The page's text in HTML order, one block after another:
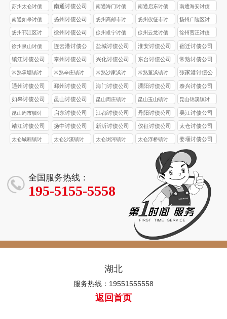
公司
公司
公司
债公司
苏州太仓讨债
公司
南通讨债公司
南通海门讨债
公司
南通启东讨债
公司
南通海安讨债
公司
南通如皋讨债
公司
扬州讨债公司
扬州高邮市讨
债公司
扬州仪征市讨
债公司
扬州广陵区讨
债公司
扬州邗江区讨
债公司
徐州讨债公司
徐州睢宁讨债
公司
徐州云龙讨债
公司
徐州贾汪讨债
公司
徐州泉山讨债
公司
连云港讨债公
司
盐城讨债公司 淮安讨债公司 宿迁讨债公司
镇江讨债公司 泰州讨债公司 兴化讨债公司 东台讨债公司 常熟讨债公司
常熟承塘镇讨
债公司
常熟辛庄镇讨
债公司
常熟沙家浜讨
债公司
常熟董浜镇讨
债公司
张家港讨债公
司
通州讨债公司 邳州讨债公司 海门讨债公司 溧阳讨债公司 泰兴讨债公司
如皋讨债公司 昆山讨债公司
昆山周庄镇讨
债公司
昆山玉山镇讨
债公司
昆山锦溪镇讨
债公司
昆山周市镇讨
债公司
启东讨债公司 江都讨债公司 丹阳讨债公司 吴江讨债公司
靖江讨债公司 扬中讨债公司 新沂讨债公司 仪征讨债公司 太仓讨债公司
太仓城厢镇讨
太仓沙溪镇讨
太仓浏河镇讨
太仓浮桥镇讨
姜堰讨债公司
全国服务热线：
195-5155-5558
湖北
服务热线：19551555558
返回首页